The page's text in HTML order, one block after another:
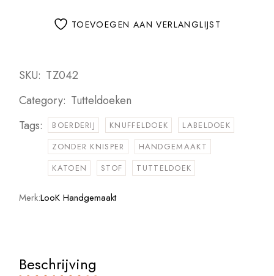
TOEVOEGEN AAN VERLANGLIJST
SKU: TZ042
Category: Tutteldoeken
Tags:
BOERDERIJ KNUFFELDOEK
LABELDOEK
ZONDER KNISPER
HANDGEMAAKT
KATOEN
STOF TUTTELDOEK
Merk:LooK Handgemaakt
Beschrijving